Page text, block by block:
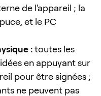
de l'appareil ; la
et le PC
:toutes les
en appuyant sur
pour être signées ;
ne peuvent pas